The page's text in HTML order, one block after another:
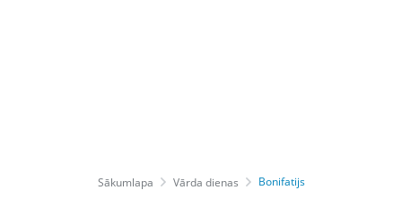
Sākumlapa Vārda dienas Bonifatijs